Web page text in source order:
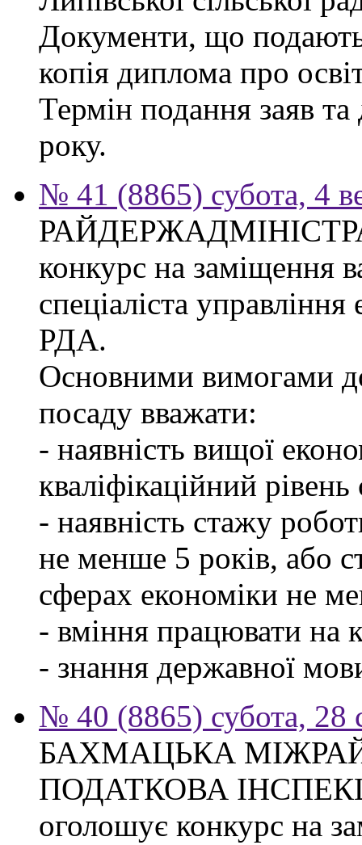
Документи, що
копія диплома про
Термін подання заяв
року.
№ 41 (8865) субота, 4
конкурс на заміщення
спеціаліста
РДА.
Основними вимогами
посаду вважати:
- наявність вищої
кваліфікаційний рівень
- наявність стажу
не менше 5 років, або
сферах економіки не
- вміння працювати на
- знання державної
№ 40 (8865) субота, 28
БАХМАЦЬКА
ПОДАТКОВА
оголошує конкурс на